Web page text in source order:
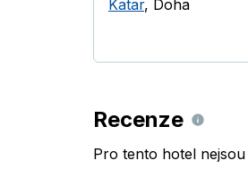
Katar, Doha
Recenze
Pro tento hotel